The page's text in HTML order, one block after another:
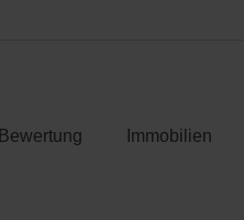
Bewertung Immobilien